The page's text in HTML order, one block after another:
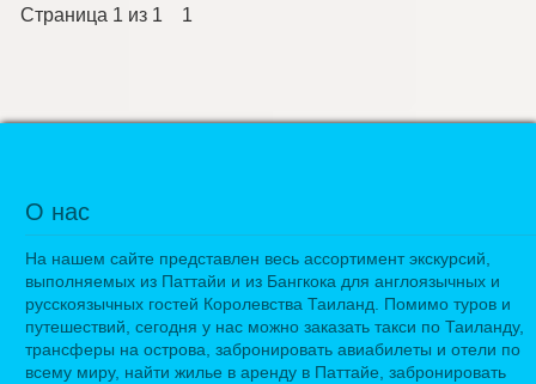
Страница 1 из 1 1
О нас
На нашем сайте представлен весь ассортимент экскурсий,
выполняемых из Паттайи и из Бангкока для англоязычных и
русскоязычных гостей Королевства Таиланд. Помимо туров и
путешествий, сегодня у нас можно заказать такси по Таиланду,
трансферы на острова, забронировать авиабилеты и отели по
всему миру, найти жилье в аренду в Паттайе, забронировать